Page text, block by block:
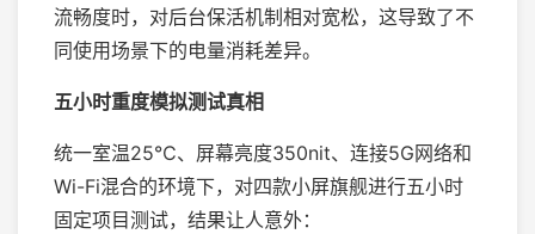
流畅度时，对后台保活机制相对宽松，这导致了不
同使用场景下的电量消耗差异。
五小时重度模拟测试真相
统一室温25℃、屏幕亮度350nit、连接5G网络和
Wi-Fi混合的环境下，对四款小屏旗舰进行五小时
固定项目测试，结果让人意外：